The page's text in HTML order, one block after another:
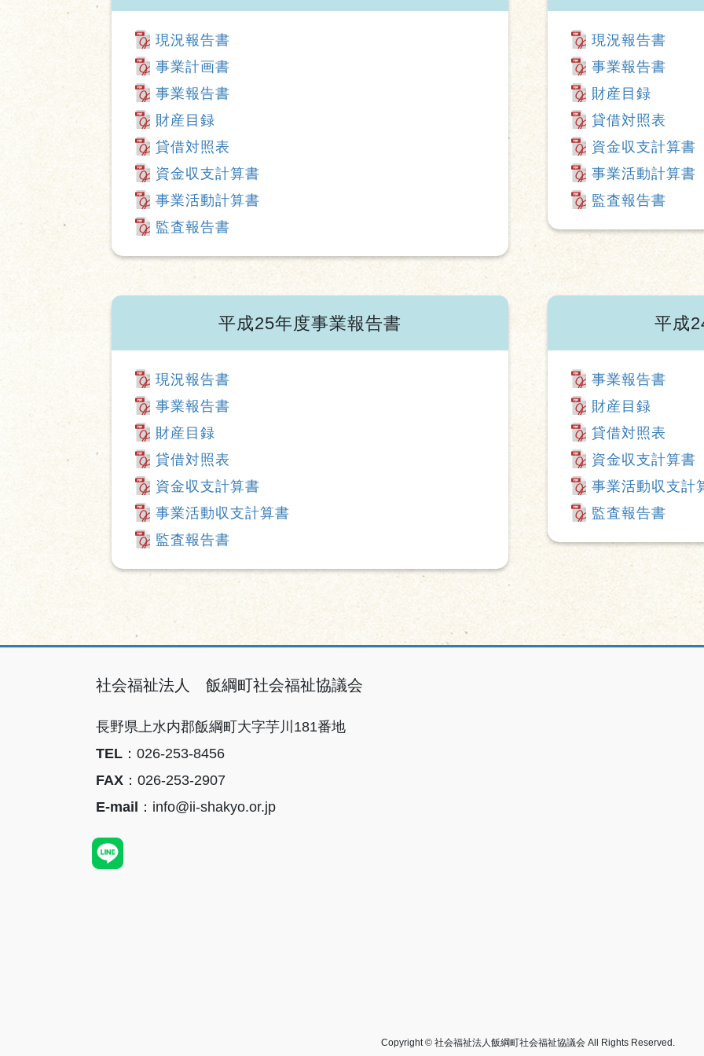
現況報告書
事業計画書
事業報告書
財産目録
貸借対照表
資金収支計算書
事業活動計算書
監査報告書
現況報告書
事業報告書
財産目録
貸借対照表
資金収支計算書
事業活動計算書
監査報告書
平成25年度事業報告書
現況報告書
事業報告書
財産目録
貸借対照表
資金収支計算書
事業活動収支計算書
監査報告書
平成
事業報告書
財産目録
貸借対照表
資金収支計算書
事業活動収支計
監査報告書
社会福祉法人 飯綱町社会福祉協議会
長野県上水内郡飯綱町大字芋川181番地
TEL ：026-253-8456
FAX ：026-253-2907
E-mail ：info@ii-shakyo.or.jp
Copyright © 社会福祉法人飯綱町社会福祉協議会 All Rights Reserved.